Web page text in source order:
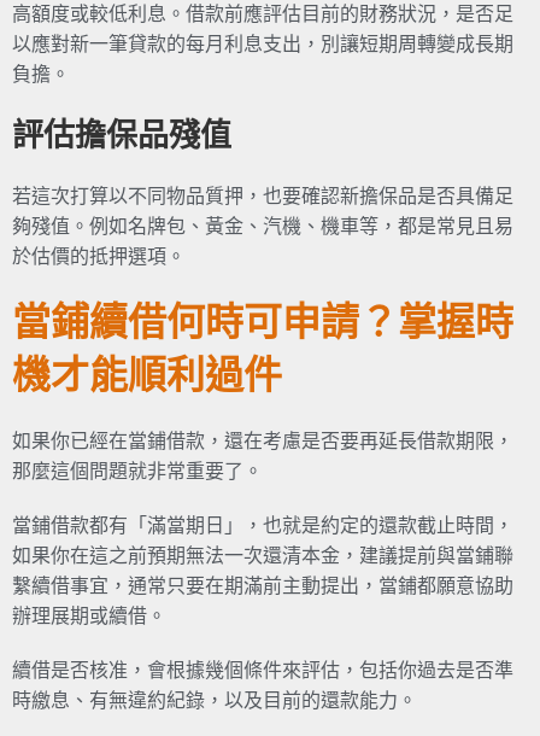
高額度或較低利息。借款前應評估目前的財務狀況，是否足
以應對新一筆貸款的每月利息支出，別讓短期周轉變成長期
負擔。
評估擔保品殘值
若這次打算以不同物品質押，也要確認新擔保品是否具備足
夠殘值。例如名牌包、黃金、汽機、機車等，都是常見且易
於估價的抵押選項。
當鋪續借何時可申請？掌握時
機才能順利過件
如果你已經在當鋪借款，還在考慮是否要再延長借款期限，
那麼這個問題就非常重要了。
當鋪借款都有「滿當期日」，也就是約定的還款截止時間，
如果你在這之前預期無法一次還清本金，建議提前與當鋪聯
繫續借事宜，通常只要在期滿前主動提出，當鋪都願意協助
辦理展期或續借。
續借是否核准，會根據幾個條件來評估，包括你過去是否準
時繳息、有無違約紀錄，以及目前的還款能力。